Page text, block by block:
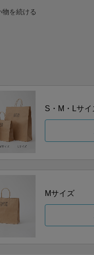
S・M・Lサイ
Mサイズ